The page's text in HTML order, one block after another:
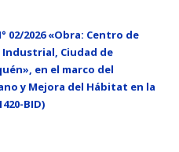
02/2026 «Obra: Centro de
Industrial, Ciudad de
en el marco del
y Mejora del Hábitat en la
BID)